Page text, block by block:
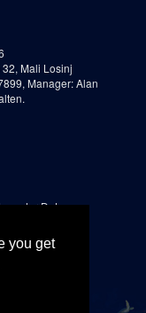
you get
Mali Losinj
Manager: Alan
der Daten